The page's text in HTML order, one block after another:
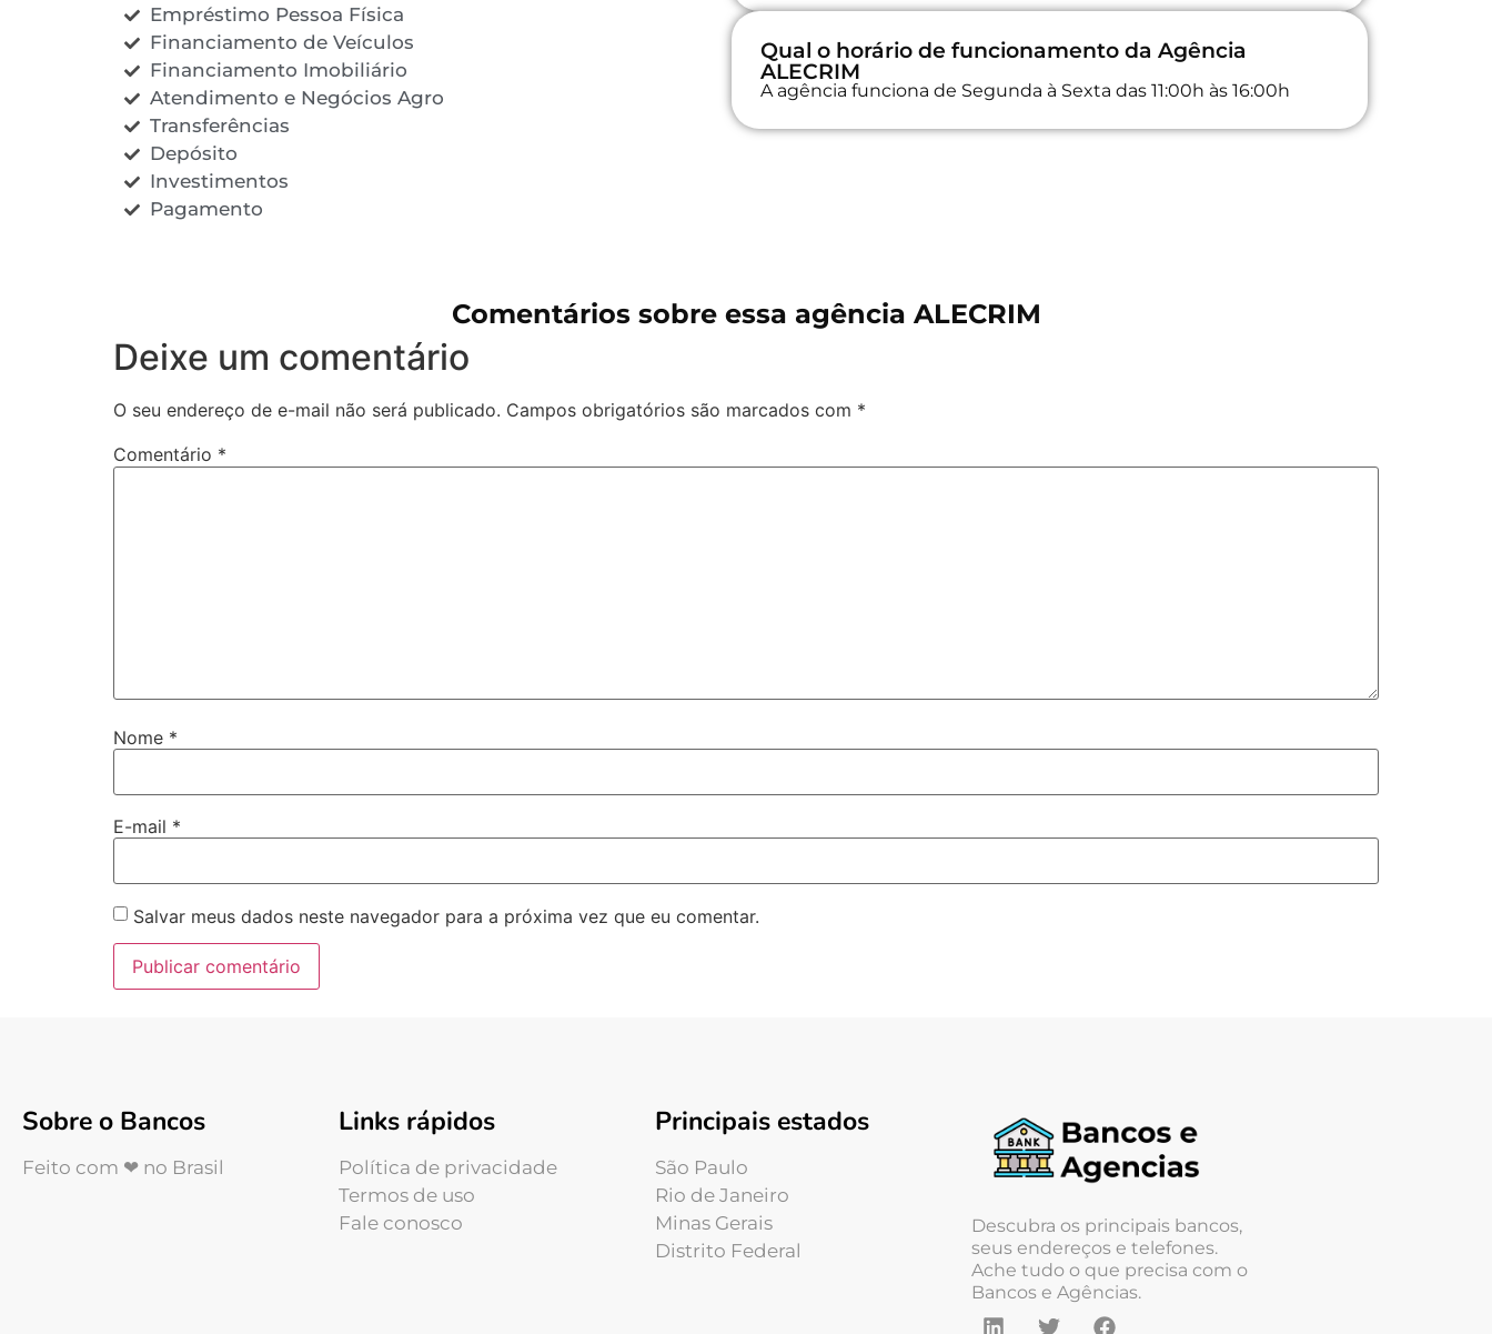
Empréstimo Pessoa Física
Financiamento de Veículos
Financiamento Imobiliário
Atendimento e Negócios Agro
Transferências
Depósito
Investimentos
Pagamento
Qual o horário de funcionamento da Agência
ALECRIM
A agência funciona de Segunda à Sexta das 11:00h às 16:00h
Comentários sobre essa agência ALECRIM
Deixe um comentário
O seu endereço de e-mail não será publicado. Campos obrigatórios são marcados com *
Comentário *
Nome *
E-mail *
Salvar meus dados neste navegador para a próxima vez que eu comentar.
Sobre o Bancos
Feito com ❤ no Brasil
Links rápidos
Política de privacidade
Termos de uso
Fale conosco
Principais estados
São Paulo
Rio de Janeiro
Minas Gerais
Distrito Federal
Descubra os principais bancos,
seus endereços e telefones.
Ache tudo o que precisa com o
Bancos e Agências.